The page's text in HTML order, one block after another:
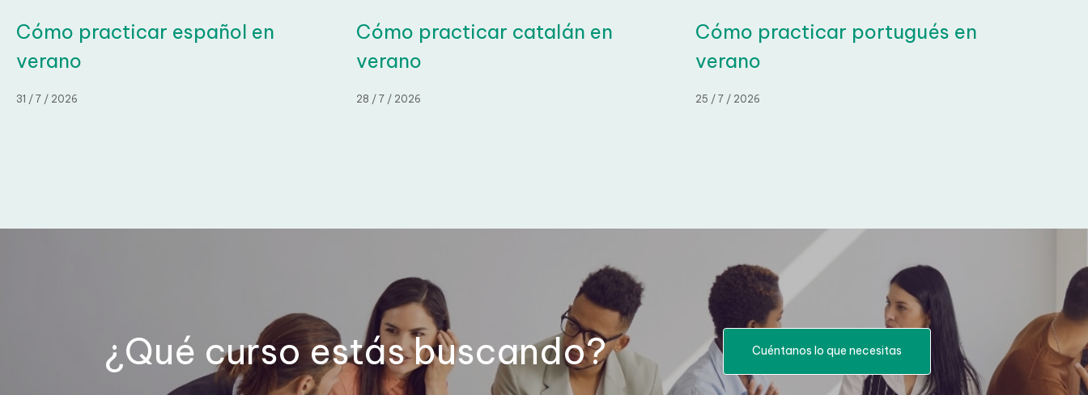
Cómo practicar español en
verano
31 / 7 / 2026
Cómo practicar catalán en
verano
28 / 7 / 2026
Cómo practicar portugués en
verano
25 / 7 / 2026
¿Qué curso estás buscando? Cuéntanos lo que necesitas